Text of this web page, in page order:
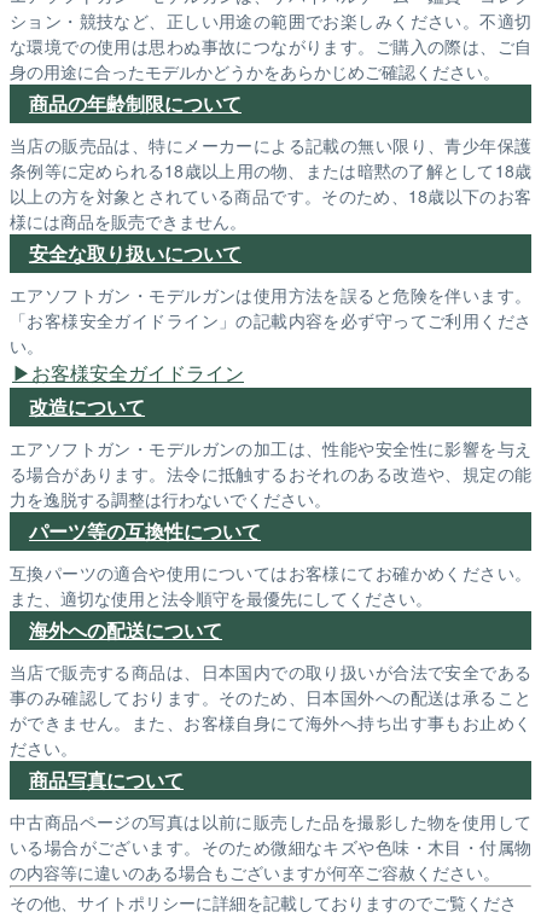
ション・競技など、正しい用途の範囲でお楽しみください。不適切
な環境での使用は思わぬ事故につながります。ご購入の際は、ご自
身の用途に合ったモデルかどうかをあらかじめご確認ください。
商品の年齢制限について
当店の販売品は、特にメーカーによる記載の無い限り、青少年保護
条例等に定められる18歳以上用の物、または暗黙の了解として18歳
以上の方を対象とされている商品です。そのため、18歳以下のお客
様には商品を販売できません。
安全な取り扱いについて
エアソフトガン・モデルガンは使用方法を誤ると危険を伴います。
「お客様安全ガイドライン」の記載内容を必ず守ってご利用くださ
い。
お客様安全ガイドライン
改造について
エアソフトガン・モデルガンの加工は、性能や安全性に影響を与え
る場合があります。法令に抵触するおそれのある改造や、規定の能
力を逸脱する調整は行わないでください。
パーツ等の互換性について
互換パーツの適合や使用についてはお客様にてお確かめください。
また、適切な使用と法令順守を最優先にしてください。
海外への配送について
当店で販売する商品は、日本国内での取り扱いが合法で安全である
事のみ確認しております。そのため、日本国外への配送は承ること
ができません。また、お客様自身にて海外へ持ち出す事もお止めく
ださい。
商品写真について
中古商品ページの写真は以前に販売した品を撮影した物を使用して
いる場合がございます。そのため微細なキズや色味・木目・付属物
の内容等に違いのある場合もございますが何卒ご容赦ください。
その他、サイトポリシーに詳細を記載しておりますのでご覧くださ